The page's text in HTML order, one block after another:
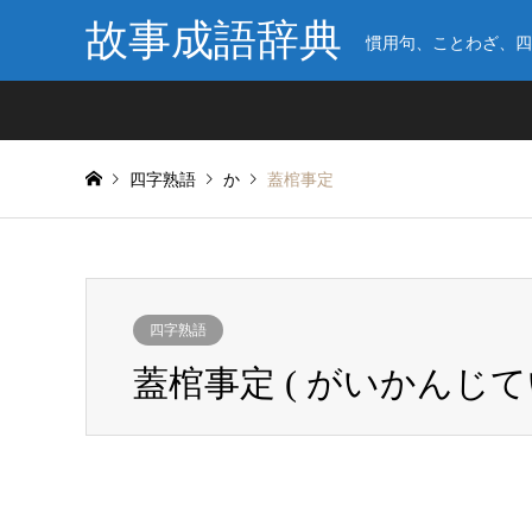
故事成語辞典 慣用句、ことわざ、
四字熟語 か 蓋棺事定
四字熟語
蓋棺事定 ( がいかんじ